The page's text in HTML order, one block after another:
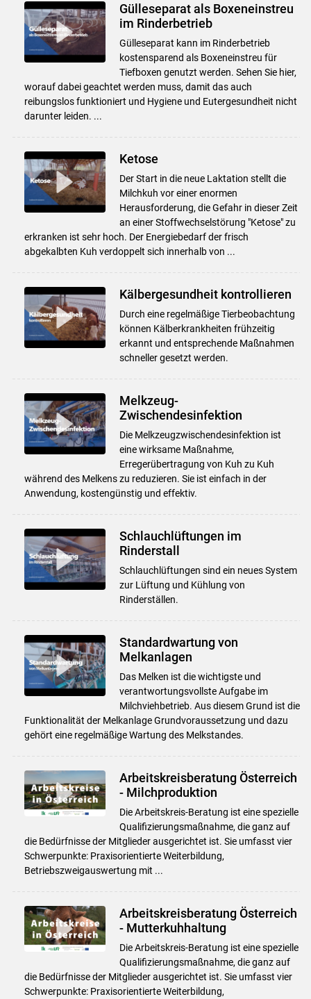
Gülleseparat als Boxeneinstreu
im Rinderbetrieb
Gülleseparat kann im Rinderbetrieb
kostensparend als Boxeneinstreu für
Tiefboxen genutzt werden. Sehen Sie hier,
worauf dabei geachtet werden muss, damit das auch
reibungslos funktioniert und Hygiene und Eutergesundheit nicht
darunter leiden. ...
Ketose
Der Start in die neue Laktation stellt die
Milchkuh vor einer enormen
Herausforderung, die Gefahr in dieser Zeit
an einer Stoffwechselstörung "Ketose" zu
erkranken ist sehr hoch. Der Energiebedarf der frisch
abgekalbten Kuh verdoppelt sich innerhalb von ...
Kälbergesundheit kontrollieren
Durch eine regelmäßige Tierbeobachtung
können Kälberkrankheiten frühzeitig
erkannt und entsprechende Maßnahmen
schneller gesetzt werden.
Melkzeug-
Zwischendesinfektion
Die Melkzeugzwischendesinfektion ist
eine wirksame Maßnahme,
Erregerübertragung von Kuh zu Kuh
während des Melkens zu reduzieren. Sie ist einfach in der
Anwendung, kostengünstig und effektiv.
Schlauchlüftungen im
Rinderstall
Schlauchlüftungen sind ein neues System
zur Lüftung und Kühlung von
Rinderställen.
Standardwartung von
Melkanlagen
Das Melken ist die wichtigste und
verantwortungsvollste Aufgabe im
Milchviehbetrieb. Aus diesem Grund ist die
Funktionalität der Melkanlage Grundvoraussetzung und dazu
gehört eine regelmäßige Wartung des Melkstandes.
Arbeitskreisberatung Österreich
- Milchproduktion
Die Arbeitskreis-Beratung ist eine spezielle
Qualifizierungsmaßnahme, die ganz auf
die Bedürfnisse der Mitglieder ausgerichtet ist. Sie umfasst vier
Schwerpunkte: Praxisorientierte Weiterbildung,
Betriebszweigauswertung mit ...
Arbeitskreisberatung Österreich
- Mutterkuhhaltung
Die Arbeitskreis-Beratung ist eine spezielle
Qualifizierungsmaßnahme, die ganz auf
die Bedürfnisse der Mitglieder ausgerichtet ist. Sie umfasst vier
Schwerpunkte: Praxisorientierte Weiterbildung,